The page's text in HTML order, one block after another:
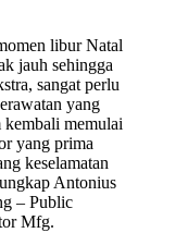
libur Natal
jauh sehingga
sangat perlu
yang
kembali memulai
yang prima
keselamatan
Antonius
– Public
Mfg.